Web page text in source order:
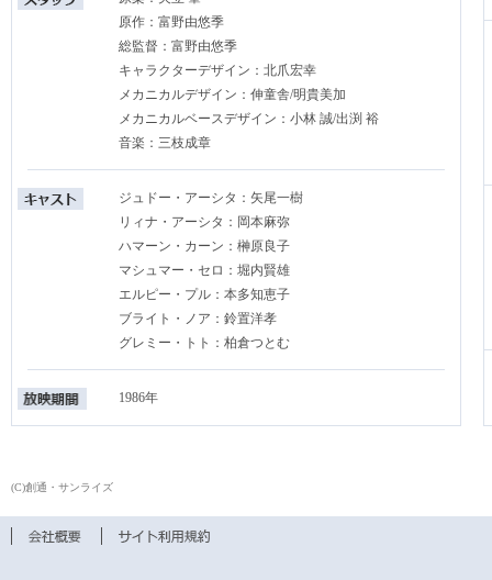
原作：富野由悠季
総監督：富野由悠季
キャラクターデザイン：北爪宏幸
メカニカルデザイン：伸童舎/明貴美加
メカニカルベースデザイン：小林 誠/出渕 裕
音楽：三枝成章
ジュドー・アーシタ：矢尾一樹
リィナ・アーシタ：岡本麻弥
ハマーン・カーン：榊原良子
マシュマー・セロ：堀内賢雄
エルピー・プル：本多知恵子
ブライト・ノア：鈴置洋孝
グレミー・トト：柏倉つとむ
1986年
(C)創通・サンライズ